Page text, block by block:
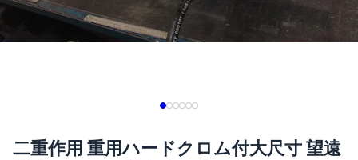
二重作用 重用ハードクロム付大尺寸 望遠